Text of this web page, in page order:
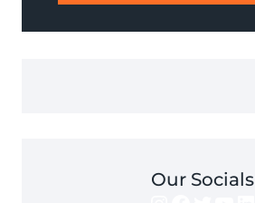
Our Socials